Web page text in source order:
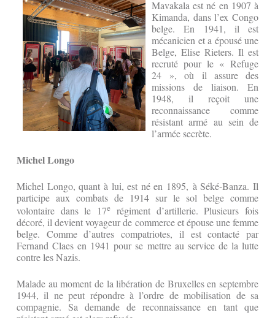
Mavakala est né en 1907 à
Kimanda, dans l’ex Congo
belge. En 1941, il est
mécanicien et a épousé une
Belge, Elise Rieters. Il est
recruté pour le « Refuge
24 », où il assure des
missions de liaison. En
1948, il reçoit une
reconnaissance comme
résistant armé au sein de
l’armée secrète.
Michel Longo
Michel Longo, quant à lui, est né en 1895, à Séké-Banza. Il
participe aux combats de 1914 sur le sol belge comme
volontaire dans le 17e régiment d’artillerie. Plusieurs fois
décoré, il devient voyageur de commerce et épouse une femme
belge. Comme d’autres compatriotes, il est contacté par
Fernand Claes en 1941 pour se mettre au service de la lutte
contre les Nazis.
Malade au moment de la libération de Bruxelles en septembre
1944, il ne peut répondre à l’ordre de mobilisation de sa
compagnie. Sa demande de reconnaissance en tant que